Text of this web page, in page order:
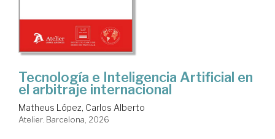
Tecnología e Inteligencia Artificial en
el arbitraje internacional
Matheus López, Carlos Alberto
Atelier. Barcelona, 2026